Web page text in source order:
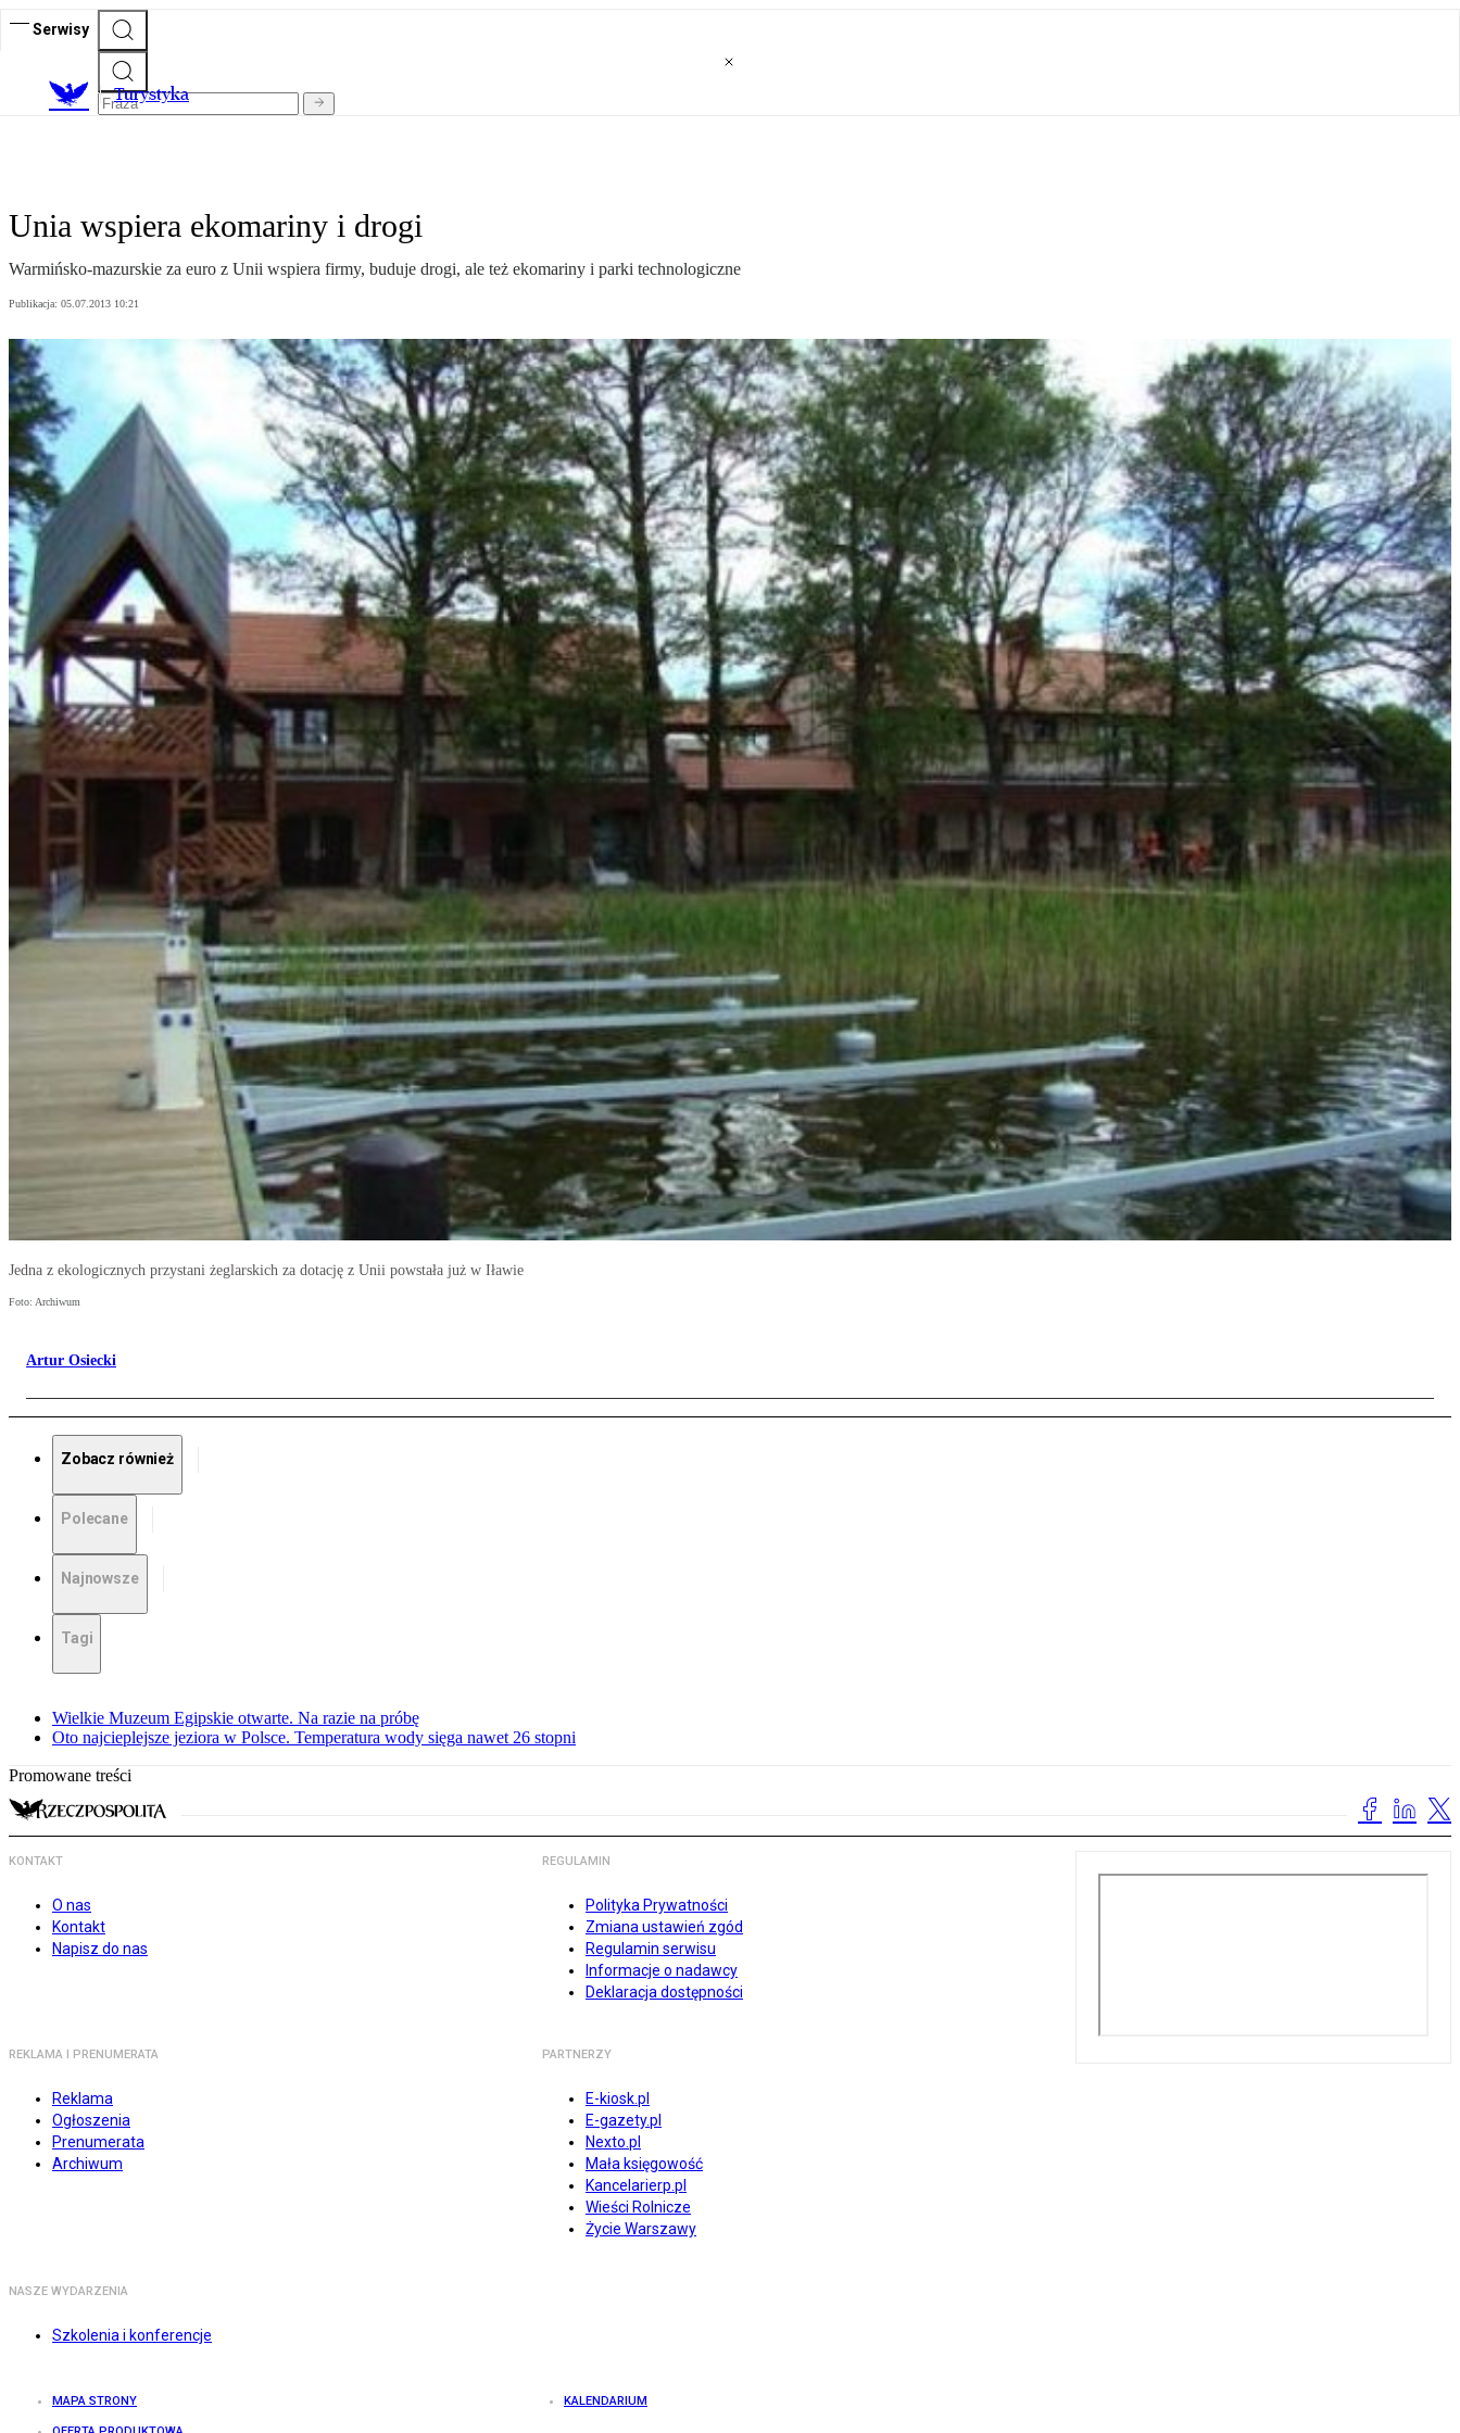
Serwisy
Turystyka
Unia wspiera ekomariny i drogi
Warmińsko-mazurskie za euro z Unii wspiera firmy, buduje drogi, ale też ekomariny i parki technologiczne
Publikacja: 05.07.2013 10:21
Jedna z ekologicznych przystani żeglarskich za dotację z Unii powstała już w Iławie
Foto: Archiwum
Artur Osiecki
Zobacz również
Polecane
Najnowsze
Tagi
Wielkie Muzeum Egipskie otwarte. Na razie na próbę
Oto najcieplejsze jeziora w Polsce. Temperatura wody sięga nawet 26 stopni
Promowane treści
KONTAKT
O nas
Kontakt
Napisz do nas
REGULAMIN
Polityka Prywatności
Zmiana ustawień zgód
Regulamin serwisu
Informacje o nadawcy
Deklaracja dostępności
REKLAMA I PRENUMERATA
Reklama
Ogłoszenia
Prenumerata
Archiwum
PARTNERZY
E-kiosk.pl
E-gazety.pl
Nexto.pl
Mała księgowość
Kancelarierp.pl
Wieści Rolnicze
Życie Warszawy
NASZE WYDARZENIA
Szkolenia i konferencje
MAPA STRONY KALENDARIUM